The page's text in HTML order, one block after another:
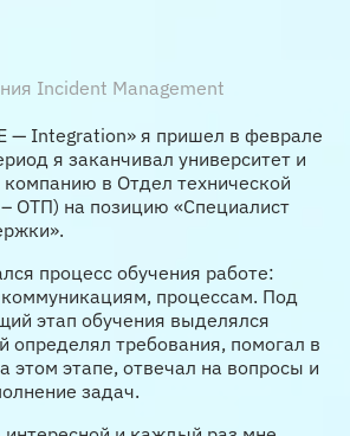
Incident Management
— Integration» я пришел в феврале
я заканчивал университет и
в Отдел технической
ОТП) на позицию «Специалист
процесс обучения работе:
процессам. Под
этап обучения выделялся
определял требования, помогал в
этом этапе, отвечал на вопросы и
задач.